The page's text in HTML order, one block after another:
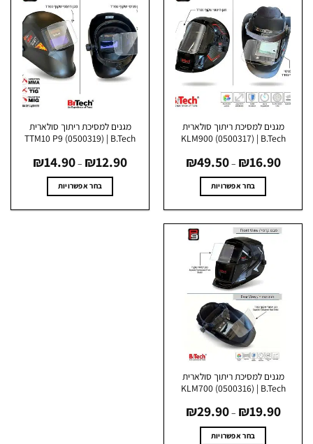
מגנים למסיכת ריתוך סולארית
KLM900 (0500317) | B.Tech
₪16.90
–
₪49.50 מחירים:
עד
⁦₪49.50⁩ בחר אפשרויות
יש
מספר
סוגים.
ניתן
לבחור
את
האפשרויות
בעמוד
המוצר
מגנים למסיכת ריתוך סולארית
TTM10 P9 (0500319) | B.Tech
₪12.90
–
₪14.90 מחירים:
עד
בחר אפשרויות
מגנים למסיכת ריתוך סולארית
KLM700 (0500316) | B.Tech
₪19.90
–
₪29.90 מחירים:
עד
⁦₪29.90⁩ בחר אפשרויות